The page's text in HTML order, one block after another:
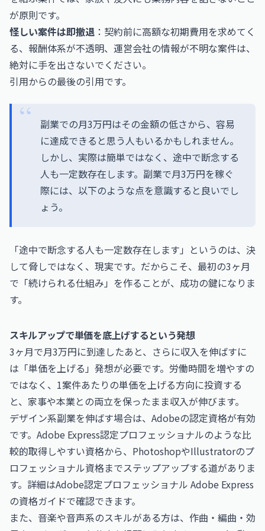
が原則です。
怪しい案件は即撤退 ：契約前に高額な初期費用を求めてく
る、報酬体系が不透明、運営会社の情報が不明な案件は、
絶対に手を出さないでください。
引用からの最後の引用です。
副業での月3万円はその金額の低さから、容易
に達成できると思う人もいるかもしれません。
しかし、実際は簡単ではなく、途中で断念する
人も一定数存在します。副業で月3万円を稼ぐ
際には、以下のような点を意識すると良いでし
ょう。
「途中で断念する人も一定数存在します」というのは、決
して脅しではなく、現実です。だからこそ、最初の3ヶ月
で「続けられる仕組み」を作ることが、成功の鍵になりま
す。
スキルアップで単価を底上げするという発想
3ヶ月で月3万円に到達したあと、さらに収入を伸ばすに
は「単価を上げる」発想が必要です。労働時間を増やすの
ではなく、1案件あたりの単価を上げる方向に投資する
と、家事や本業との両立を保ったまま収入が伸びます。
デザイン系副業を伸ばす場合は、Adobeの認定資格が有効
です。Adobe Express認定プロフェッショナルのような比
較的取得しやすい資格から、PhotoshopやIllustratorのプ
ロフェッショナル資格までステップアップする道がありま
す。詳細はAdobe認定プロフェッショナル Adobe Express
の資格ガイドで確認できます。
また、音楽や音声系のスキルがある方は、 作曲・編曲・効